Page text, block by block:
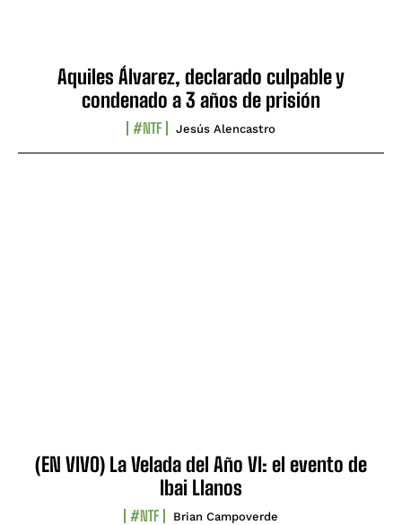
Aquiles Álvarez, declarado culpable y
condenado a 3 años de prisión
#NTF Jesús Alencastro
(EN VIVO) La Velada del Año VI: el evento de
Ibai Llanos
#NTF Brian Campoverde